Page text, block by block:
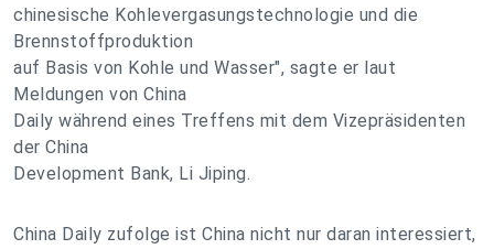
chinesische Kohlevergasungstechnologie und die
Brennstoffproduktion
auf Basis von Kohle und Wasser", sagte er laut
Meldungen von China
Daily während eines Treffens mit dem Vizepräsidenten
der China
Development Bank, Li Jiping.
China Daily zufolge ist China nicht nur daran interessiert,